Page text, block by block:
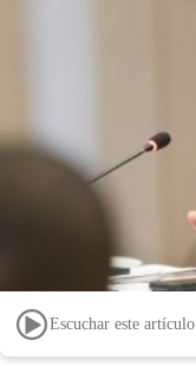
Escuchar este artículo